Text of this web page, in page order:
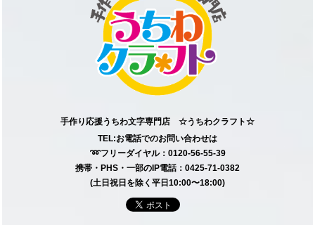
手作り応援うちわ文字専門店 ☆うちわクラフト☆
TEL:お電話でのお問い合わせは
➿フリーダイヤル：0120-56-55-39
携帯・PHS・一部のIP電話：0425-71-0382
(土日祝日を除く平日10:00〜18:00)